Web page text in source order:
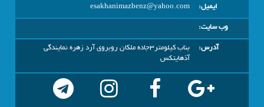
ایمیل:
esakhanimazbenz@yahoo.com
وب سایت:
آدرس:
بناب کیلومتر3جاده ملکان روبروی آرد زهره نمایندگی
آذهایتکس